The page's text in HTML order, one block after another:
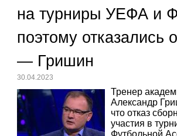
на турниры УЕФА и
поэтому отказались
— Гришин
30.04.2023
Тренер
Александр
что отказ
участия в